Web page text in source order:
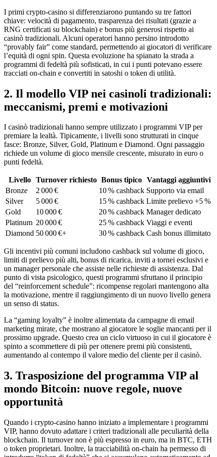
I primi crypto‑casino si differenziarono puntando su tre fattori
chiave: velocità di pagamento, trasparenza dei risultati (grazie a
RNG certificati su blockchain) e bonus più generosi rispetto ai
casinò tradizionali. Alcuni operatori hanno persino introdotto
“provably fair” come standard, permettendo ai giocatori di verificare
l’equità di ogni spin. Questa evoluzione ha spianato la strada a
programmi di fedeltà più sofisticati, in cui i punti potevano essere
tracciati on‑chain e convertiti in satoshi o token di utilità.
2. Il modello VIP nei casinoli tradizionali:
meccanismi, premi e motivazioni
I casinò tradizionali hanno sempre utilizzato i programmi VIP per
premiare la lealtà. Tipicamente, i livelli sono strutturati in cinque
fasce: Bronze, Silver, Gold, Platinum e Diamond. Ogni passaggio
richiede un volume di gioco mensile crescente, misurato in euro o
punti fedeltà.
Livello Turnover richiesto Bonus tipico Vantaggi aggiuntivi
Bronze
2 000 € 10 % cashback Supporto via email
Silver
5 000 € 15 % cashback Limite prelievo +5 %
Gold
10 000 € 20 % cashback Manager dedicato
Platinum 20 000 € 25 % cashback Viaggi e eventi
Diamond 50 000 €+ 30 % cashback Cash bonus illimitato
Gli incentivi più comuni includono cashback sul volume di gioco,
limiti di prelievo più alti, bonus di ricarica, inviti a tornei esclusivi e
un manager personale che assiste nelle richieste di assistenza. Dal
punto di vista psicologico, questi programmi sfruttano il principio
del “reinforcement schedule”: ricompense regolari mantengono alta
la motivazione, mentre il raggiungimento di un nuovo livello genera
un senso di status.
La “gaming loyalty” è inoltre alimentata da campagne di email
marketing mirate, che mostrano al giocatore le soglie mancanti per il
prossimo upgrade. Questo crea un ciclo virtuoso in cui il giocatore è
spinto a scommettere di più per ottenere premi più consistenti,
aumentando al contempo il valore medio del cliente per il casinò.
3. Trasposizione del programma VIP al
mondo Bitcoin: nuove regole, nuove
opportunità
Quando i crypto‑casino hanno iniziato a implementare i programmi
VIP, hanno dovuto adattare i criteri tradizionali alle peculiarità della
blockchain. Il turnover non è più espresso in euro, ma in BTC, ETH
o token proprietari. Inoltre, la tracciabilità on‑chain ha permesso di